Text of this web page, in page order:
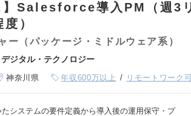
】Salesforce導入PM（週3
）
ー（パッケージ・ミドルウェア系）
ジタル・テクノロジー
神奈川県 年収600万以上 リモートワーク
たシステムの要件定義から導入後の運用保守・プ